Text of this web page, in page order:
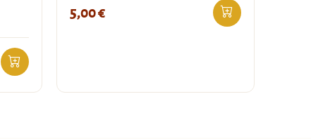
5,00€